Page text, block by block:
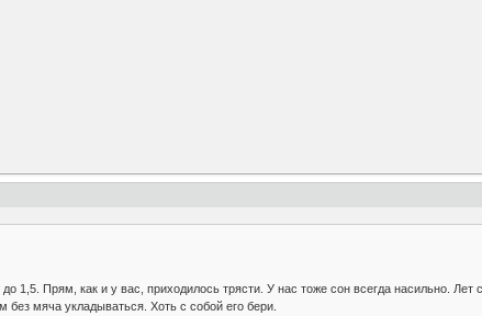
1,5. Прям, как и у вас, приходилось трясти. У нас тоже сон всегда насильно. Лет
мяча укладываться. Хоть с собой его бери.